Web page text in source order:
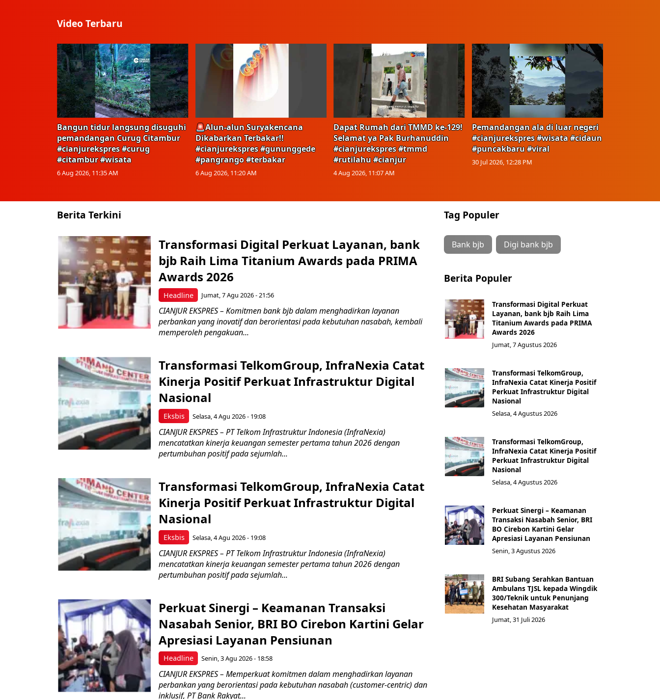
Video Terbaru
Bangun tidur langsung disuguhi
pemandangan Curug Citambur
#cianjurekspres #curug
#citambur #wisata
6 Aug 2026, 11:35 AM
🚨Alun-alun Suryakencana
Dikabarkan Terbakar!!
#cianjurekspres #gununggede
#pangrango #terbakar
6 Aug 2026, 11:20 AM
Dapat Rumah dari TMMD ke-129!
Selamat ya Pak Burhanuddin
#cianjurekspres #tmmd
#rutilahu #cianjur
4 Aug 2026, 11:07 AM
Pemandangan ala di luar negeri
#cianjurekspres #wisata #cidaun
#puncakbaru #viral
30 Jul 2026, 12:28 PM
Berita Terkini
Headline
Transformasi Digital Perkuat Layanan, bank
bjb Raih Lima Titanium Awards pada PRIMA
Awards 2026
Jumat, 7 Agu 2026 - 21:56
CIANJUR EKSPRES – Komitmen bank bjb dalam menghadirkan layanan
perbankan yang inovatif dan berorientasi pada kebutuhan nasabah, kembali
memperoleh pengakuan...
Eksbis
Transformasi TelkomGroup, InfraNexia Catat
Kinerja Positif Perkuat Infrastruktur Digital
Nasional
Selasa, 4 Agu 2026 - 19:08
CIANJUR EKSPRES – PT Telkom Infrastruktur Indonesia (InfraNexia)
mencatatkan kinerja keuangan semester pertama tahun 2026 dengan
pertumbuhan positif pada sejumlah...
Eksbis
Transformasi TelkomGroup, InfraNexia Catat
Kinerja Positif Perkuat Infrastruktur Digital
Nasional
Selasa, 4 Agu 2026 - 19:08
CIANJUR EKSPRES – PT Telkom Infrastruktur Indonesia (InfraNexia)
mencatatkan kinerja keuangan semester pertama tahun 2026 dengan
pertumbuhan positif pada sejumlah...
Headline
Perkuat Sinergi – Keamanan Transaksi
Nasabah Senior, BRI BO Cirebon Kartini Gelar
Apresiasi Layanan Pensiunan
Senin, 3 Agu 2026 - 18:58
CIANJUR EKSPRES – Memperkuat komitmen dalam menghadirkan layanan
perbankan yang berorientasi pada kebutuhan nasabah (customer-centric) dan
inklusif, PT Bank Rakyat...
Tag Populer
Bank bjb Digi bank bjb
Berita Populer
Transformasi Digital Perkuat
Layanan, bank bjb Raih Lima
Titanium Awards pada PRIMA
Awards 2026
Jumat, 7 Agustus 2026
Transformasi TelkomGroup,
InfraNexia Catat Kinerja Positif
Perkuat Infrastruktur Digital
Nasional
Selasa, 4 Agustus 2026
Transformasi TelkomGroup,
InfraNexia Catat Kinerja Positif
Perkuat Infrastruktur Digital
Nasional
Selasa, 4 Agustus 2026
Perkuat Sinergi – Keamanan
Transaksi Nasabah Senior, BRI
BO Cirebon Kartini Gelar
Apresiasi Layanan Pensiunan
Senin, 3 Agustus 2026
BRI Subang Serahkan Bantuan
Ambulans TJSL kepada Wingdik
300/Teknik untuk Penunjang
Kesehatan Masyarakat ​
Jumat, 31 Juli 2026